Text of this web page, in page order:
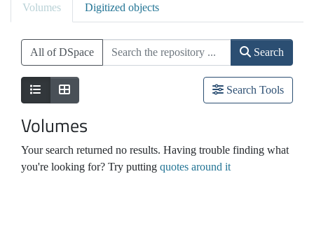
Volumes Digitized objects
All of DSpace Search
Search Tools
Volumes
Your search returned no results. Having trouble finding what
you're looking for? Try putting quotes around it